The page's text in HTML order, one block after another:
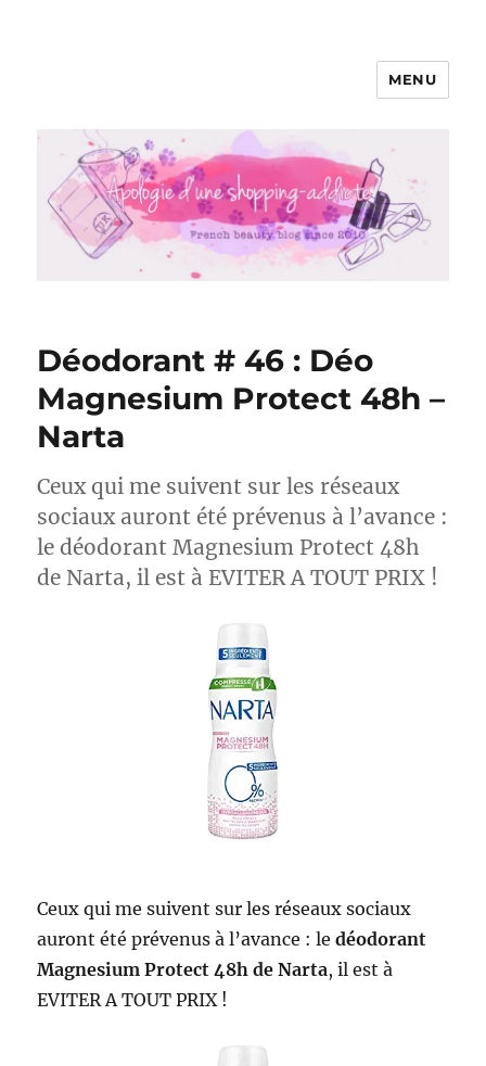
Apologie d'une Shopping-addicte
MENU
Déodorant # 46 : Déo
Magnesium Protect 48h –
Narta
Ceux qui me suivent sur les réseaux
sociaux auront été prévenus à l’avance :
le déodorant Magnesium Protect 48h
de Narta, il est à EVITER A TOUT PRIX !
Ceux qui me suivent sur les réseaux sociaux
auront été prévenus à l’avance : ledéodorant
Magnesium Protect 48h de Narta, il est à
EVITER A TOUT PRIX !